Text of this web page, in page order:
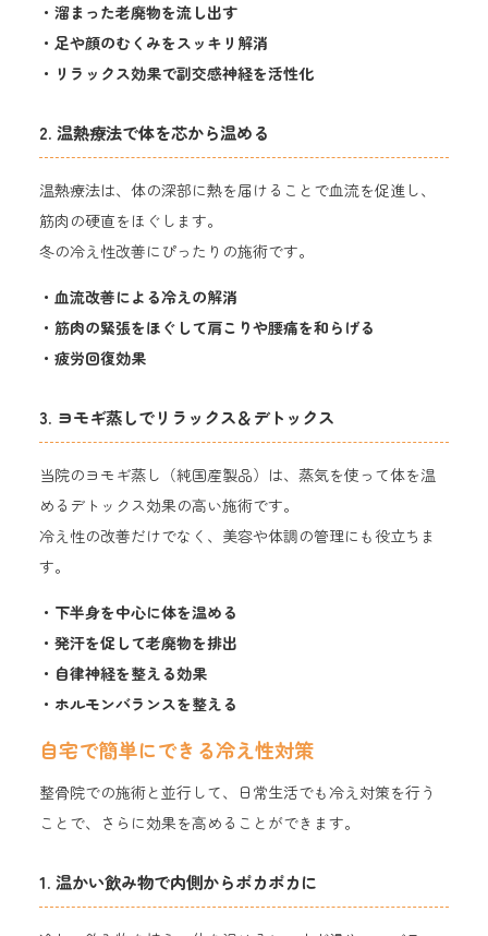
・溜まった老廃物を流し出す
・足や顔のむくみをスッキリ解消
・リラックス効果で副交感神経を活性化
2. 温熱療法で体を芯から温める
温熱療法は、体の深部に熱を届けることで血流を促進し、
筋肉の硬直をほぐします。
冬の冷え性改善にぴったりの施術です。
・血流改善による冷えの解消
・筋肉の緊張をほぐして肩こりや腰痛を和らげる
・疲労回復効果
3. ヨモギ蒸しでリラックス＆デトックス
当院のヨモギ蒸し（純国産製品）は、蒸気を使って体を温
めるデトックス効果の高い施術です。
冷え性の改善だけでなく、美容や体調の管理にも役立ちま
す。
・下半身を中心に体を温める
・発汗を促して老廃物を排出
・自律神経を整える効果
・ホルモンバランスを整える
自宅で簡単にできる冷え性対策
整骨院での施術と並行して、日常生活でも冷え対策を行う
ことで、さらに効果を高めることができます。
1. 温かい飲み物で内側からポカポカに